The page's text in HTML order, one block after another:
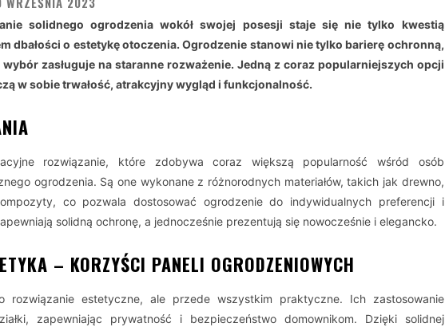
solidnego ogrodzenia wokół swojej posesji staje się nie tylko kwestią
dbałości o estetykę otoczenia. Ogrodzenie stanowi nie tylko barierę ochronną,
zasługuje na staranne rozważenie. Jedną z coraz popularniejszych opcji
w sobie trwałość, atrakcyjny wygląd i funkcjonalność.
rozwiązanie, które zdobywa coraz większą popularność wśród osób
ogrodzenia. Są one wykonane z różnorodnych materiałów, takich jak drewno,
co pozwala dostosować ogrodzenie do indywidualnych preferencji i
solidną ochronę, a jednocześnie prezentują się nowocześnie i elegancko.
– KORZYŚCI PANELI OGRODZENIOWYCH
rozwiązanie estetyczne, ale przede wszystkim praktyczne. Ich zastosowanie
zapewniając prywatność i bezpieczeństwo domownikom. Dzięki solidnej